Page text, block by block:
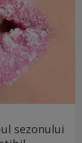
sezonului